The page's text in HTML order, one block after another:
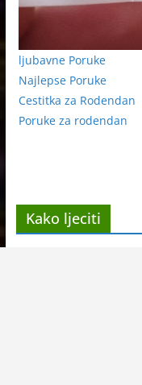
ljubavne Poruke
Najlepse Poruke
Cestitka za Rodendan
Poruke za rodendan
Kako ljeciti